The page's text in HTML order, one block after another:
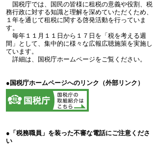
国税庁では、国民の皆様に租税の意義や役割、税
務行政に対する知識と理解を深めていただくため、
１年を通じて租税に関する啓発活動を行っていま
す。
毎年１１月１１日から１７日を「税を考える週
間」として、集中的に様々な広報広聴施策を実施し
ています。
詳細は、国税庁ホームページをご覧ください。
● 国税庁ホームページへのリンク（外部リンク）
● 「税務職員」を装った不審な電話にご注意くださ
い